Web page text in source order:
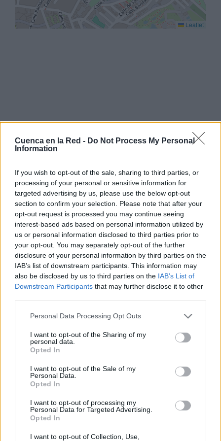
Cuenca en la Red - Do Not Process My Personal
Information
If you wish to opt-out of the sale, sharing to third parties, or
processing of your personal or sensitive information for
targeted advertising by us, please use the below opt-out
section to confirm your selection. Please note that after your
opt-out request is processed you may continue seeing
interest-based ads based on personal information utilized by
us or personal information disclosed to third parties prior to
your opt-out. You may separately opt-out of the further
disclosure of your personal information by third parties on the
IAB’s list of downstream participants. This information may
also be disclosed by us to third parties on the IAB’s List of
Downstream Participants that may further disclose it to other
Personal Data Processing Opt Outs
I want to opt-out of the Sharing of my
personal data.
Opted In
I want to opt-out of the Sale of my
Personal Data.
Opted In
I want to opt-out of processing my
Personal Data for Targeted Advertising.
Opted In
I want to opt-out of Collection, Use,
Leaflet
Lugares
Casas Colgadas
Catedral de Nuestra Señora de Gracia
Iglesia de la Virgen de la Luz